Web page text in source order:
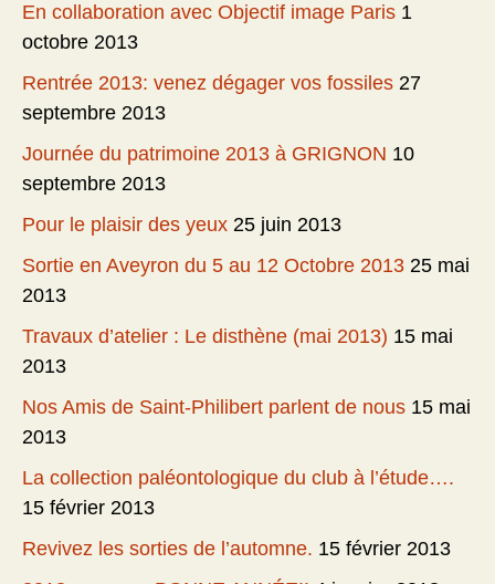
En collaboration avec Objectif image Paris 1
octobre 2013
Rentrée 2013: venez dégager vos fossiles 27
septembre 2013
Journée du patrimoine 2013 à GRIGNON 10
septembre 2013
Pour le plaisir des yeux 25 juin 2013
Sortie en Aveyron du 5 au 12 Octobre 2013 25 mai
2013
Travaux d’atelier : Le disthène (mai 2013) 15 mai
2013
Nos Amis de Saint-Philibert parlent de nous 15 mai
2013
La collection paléontologique du club à l’étude….
15 février 2013
Revivez les sorties de l’automne. 15 février 2013